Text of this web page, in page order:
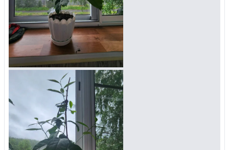
Избранное
Сохраняйте интересные объявления, чтобы быстро
вернуться к ним позже.
Перейти в избранное